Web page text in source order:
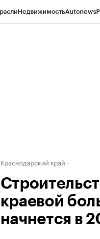
НедвижимостьAutonews
Краснодарский край
краевой
начнется в